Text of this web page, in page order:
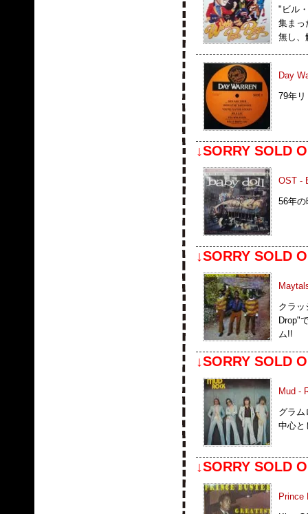
"ビル
集まっ
無し、
Day
79年
↓SORRY SOLD
OST -
56年
↓SORRY SOLD
クラ
Drop"
ム!!
↓SORRY SOLD
Mud -
グラム
中心と
↓SORRY SOLD
Prince